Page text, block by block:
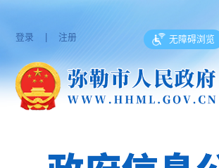
登录 | 注册 无障碍浏览